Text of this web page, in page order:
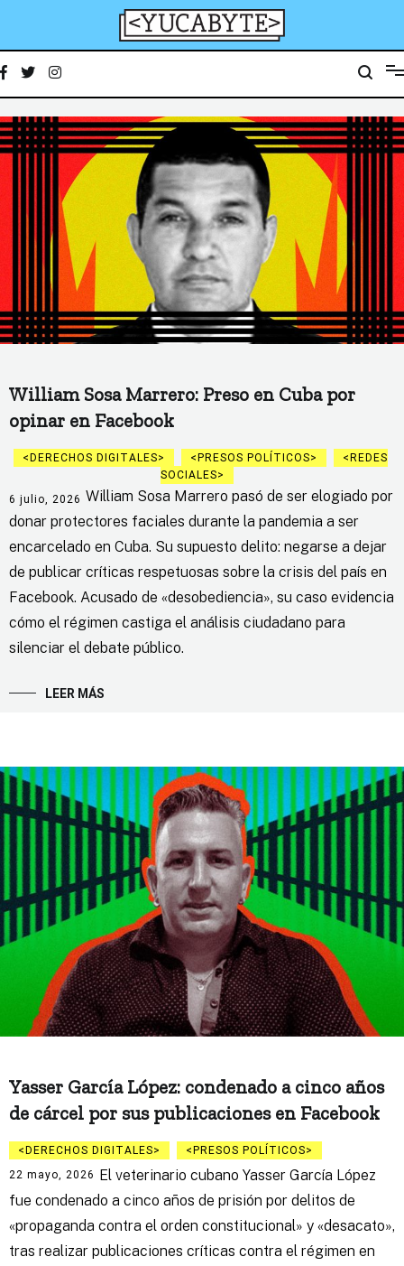
YucaByte
William Sosa Marrero: Preso en Cuba por
opinar en Facebook
DERECHOS DIGITALES PRESOS POLÍTICOS
REDES
SOCIALES
6 julio, 2026 William Sosa Marrero pasó de ser elogiado por
donar protectores faciales durante la pandemia a ser
encarcelado en Cuba. Su supuesto delito: negarse a dejar
de publicar críticas respetuosas sobre la crisis del país en
Facebook. Acusado de «desobediencia», su caso evidencia
cómo el régimen castiga el análisis ciudadano para
silenciar el debate público.
LEER MÁS
Yasser García López: condenado a cinco años
de cárcel por sus publicaciones en Facebook
DERECHOS DIGITALES
PRESOS POLÍTICOS
22 mayo, 2026 El veterinario cubano Yasser García López
fue condenado a cinco años de prisión por delitos de
«propaganda contra el orden constitucional» y «desacato»,
tras realizar publicaciones críticas contra el régimen en